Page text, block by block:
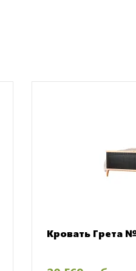
Кровать Грета